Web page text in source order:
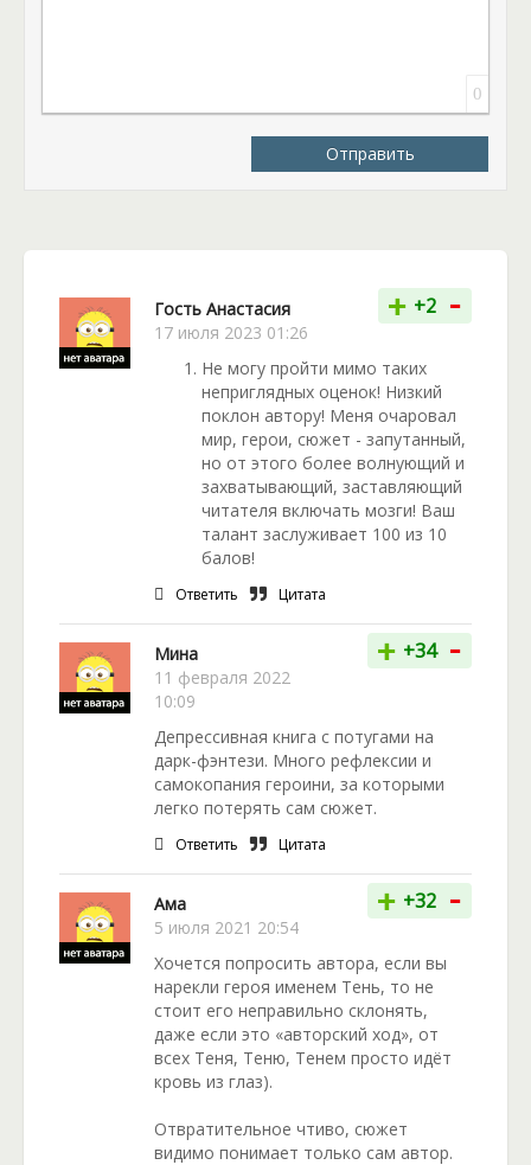
предстоит узнать главной героине романа
«Ловушка для Луны» Анастасии Волжской.
0
Отправить
Гость Анастасия
17 июля 2023 01:26
+ +2 -
Не могу пройти мимо таких
неприглядных оценок! Низкий
поклон автору! Меня очаровал
мир, герои, сюжет - запутанный,
но от этого более волнующий и
захватывающий, заставляющий
читателя включать мозги! Ваш
талант заслуживает 100 из 10
балов!
Ответить Цитата
Мина
11 февраля 2022
10:09
+ +34 -
Депрессивная книга с потугами на
дарк-фэнтези. Много рефлексии и
самокопания героини, за которыми
легко потерять сам сюжет.
Ответить Цитата
Ама
5 июля 2021 20:54
+ +32 -
Хочется попросить автора, если вы
нарекли героя именем Тень, то не
стоит его неправильно склонять,
даже если это «авторский ход», от
всех Теня, Теню, Тенем просто идёт
кровь из глаз).
Отвратительное чтиво, сюжет
видимо понимает только сам автор.